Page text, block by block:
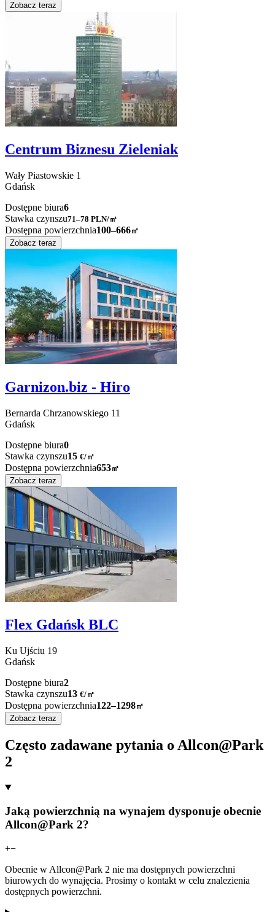
Zobacz teraz
Centrum Biznesu Zieleniak
Wały Piastowskie 1
Gdańsk
Dostępne biura6
Stawka czynszu71–78 PLN/㎡
Dostępna powierzchnia100–666㎡
Zobacz teraz
Garnizon.biz - Hiro
Bernarda Chrzanowskiego 11
Gdańsk
Dostępne biura0
Stawka czynszu15 €/㎡
Dostępna powierzchnia653㎡
Zobacz teraz
Flex Gdańsk BLC
Ku Ujściu 19
Gdańsk
Dostępne biura2
Stawka czynszu13 €/㎡
Dostępna powierzchnia122–1298㎡
Zobacz teraz
Często zadawane pytania o Allcon@Park
2
Jaką powierzchnią na wynajem dysponuje obecnie
Allcon@Park 2?
+−
Obecnie w Allcon@Park 2 nie ma dostępnych powierzchni
biurowych do wynajęcia. Prosimy o kontakt w celu znalezienia
dostępnych powierzchni.